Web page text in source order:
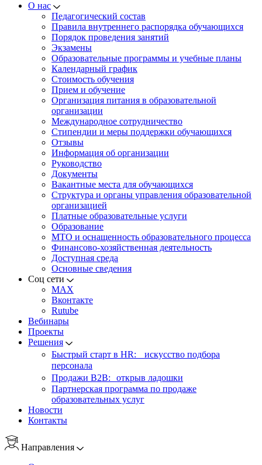
О нас
Педагогический состав
Правила внутреннего распорядка обучающихся
Порядок проведения занятий
Экзамены
Образовательные программы и учебные планы
Календарный график
Стоимость обучения
Прием и обучение
Организация питания в образовательной
организации
Международное сотрудничество
Стипендии и меры поддержки обучающихся
Отзывы
Информация об организации
Руководство
Документы
Вакантные места для обучающихся
Структура и органы управления образовательной
организацией
Платные образовательные услуги
Образование
МТО и оснащенность образовательного процесса
Финансово-хозяйственная деятельность
Доступная среда
Основные сведения
Соц сети
MAX
Вконтакте
Rutube
Вебинары
Проекты
Решения
Быстрый старт в HR: искусство подбора
персонала
Продажи B2B: открыв ладошки
Партнерская программа по продаже
образовательных услуг
Новости
Контакты
Направления